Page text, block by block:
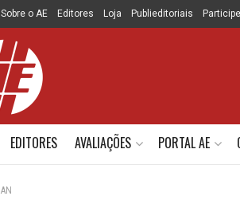
Sobre o AE Editores Loja Publieditoriais
EDITORES AVALIAÇÕES PORTAL AE
AN